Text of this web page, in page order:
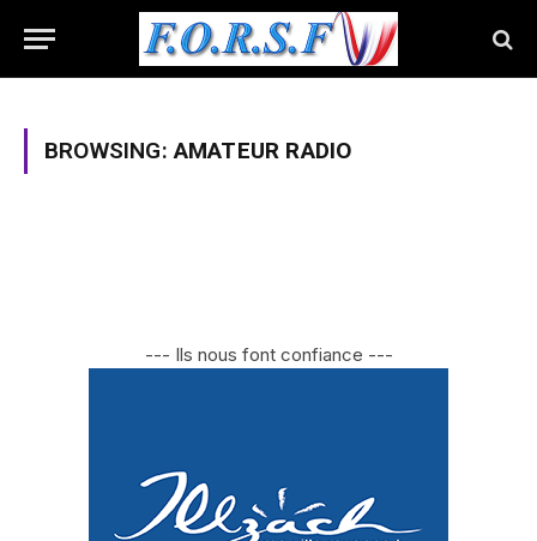
BROWSING:AMATEUR RADIO
--- Ils nous font confiance ---